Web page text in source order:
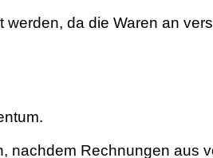
da die Waren an
nachdem Rechnungen aus